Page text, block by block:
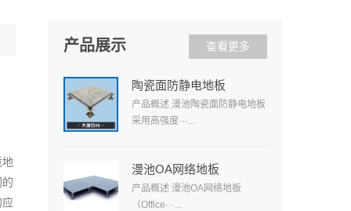
应
产品展示 查看更多
陶瓷面防静电地板
产品概述 漫池陶瓷面防静电地板
采用高强度···...
漫池OA网络地板
产品概述 漫池OA网络地板
（Office···...